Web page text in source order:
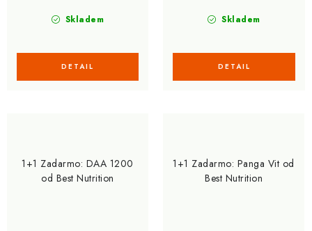
Skladem Skladem
1+1 Zadarmo: DAA 1200
od Best Nutrition
1+1 Zadarmo: Panga Vit od
Best Nutrition